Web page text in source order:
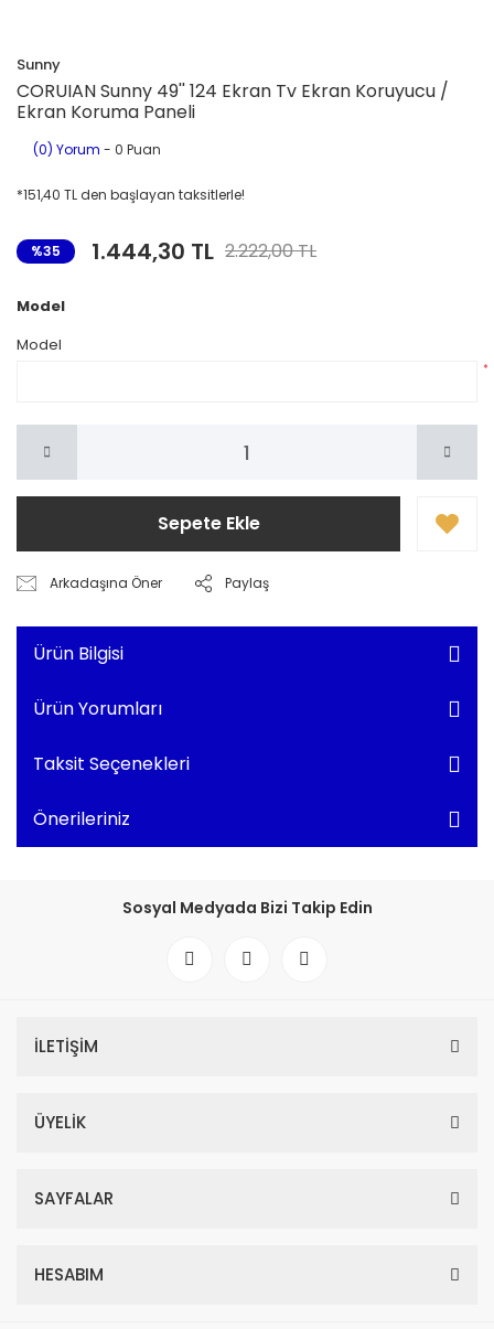
Sunny
CORUIAN Sunny 49'' 124 Ekran Tv Ekran Koruyucu /
Ekran Koruma Paneli
(0) Yorum - 0 Puan
*151,40 TL den başlayan taksitlerle!
%35 1.444,30 TL 2.222,00 TL
Model
Model
*
Sepete Ekle
Arkadaşına Öner Paylaş
Ürün Bilgisi
Ürün Yorumları
Taksit Seçenekleri
Önerileriniz
Sosyal Medyada Bizi Takip Edin
İLETİŞİM
ÜYELİK
SAYFALAR
HESABIM